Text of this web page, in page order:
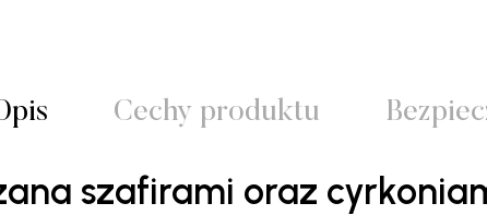
Cechy produktu
szafirami oraz